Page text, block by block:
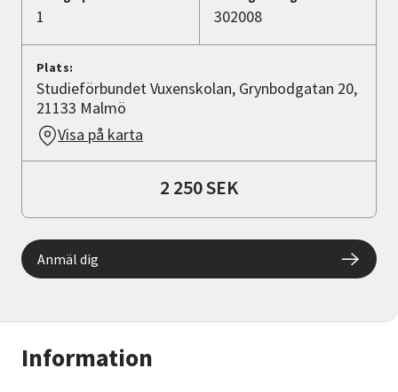
Information
1 302008
Plats:
Studieförbundet Vuxenskolan, Grynbodgatan 20,
21133 Malmö
Visa på karta
2 250 SEK
Anmäl dig